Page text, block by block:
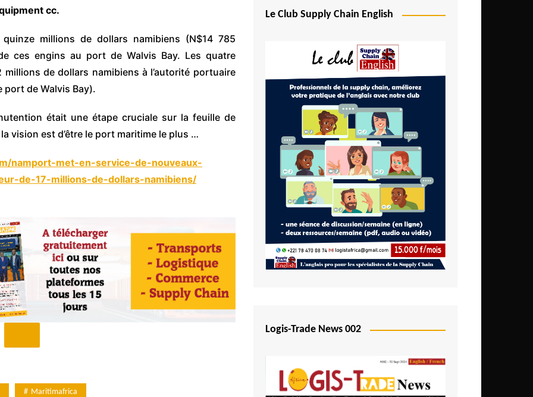
cc.
millions de dollars namibiens (N$14 785
ces engins au port de Walvis Bay. Les quatre
de dollars namibiens à l’autorité portuaire
de Walvis Bay).
était une étape cruciale sur la feuille de
vision est d’être le port maritime le plus …
namport-met-en-service-de-nouveaux-
de-17-millions-de-dollars-namibiens/
Maritimafrica
Le Club Supply Chain English
Logis-Trade News 002